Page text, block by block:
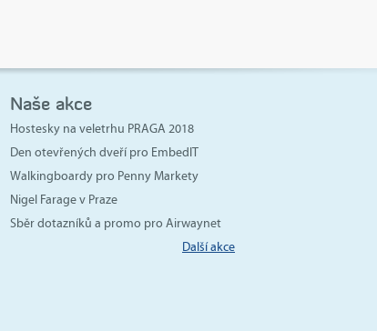
Naše akce
Hostesky na veletrhu PRAGA 2018
Den otevřených dveří pro EmbedIT
Walkingboardy pro Penny Markety
Nigel Farage v Praze
Sběr dotazníků a promo pro Airwaynet
Další akce